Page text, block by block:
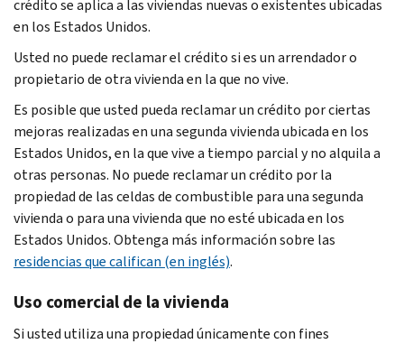
crédito se aplica a las viviendas nuevas o existentes ubicadas
en los Estados Unidos.
Usted no puede reclamar el crédito si es un arrendador o
propietario de otra vivienda en la que no vive.
Es posible que usted pueda reclamar un crédito por ciertas
mejoras realizadas en una segunda vivienda ubicada en los
Estados Unidos, en la que vive a tiempo parcial y no alquila a
otras personas. No puede reclamar un crédito por la
propiedad de las celdas de combustible para una segunda
vivienda o para una vivienda que no esté ubicada en los
Estados Unidos. Obtenga más información sobre las
residencias que califican (en inglés).
Uso comercial de la vivienda
Si usted utiliza una propiedad únicamente con fines